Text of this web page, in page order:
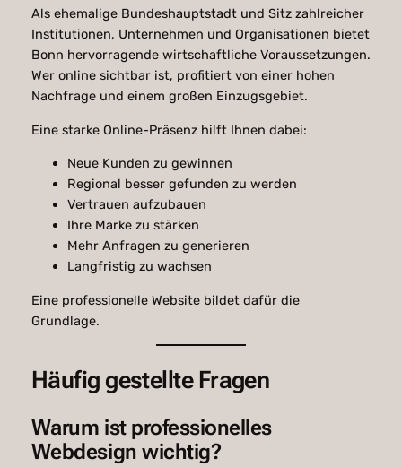
Als ehemalige Bundeshauptstadt und Sitz zahlreicher
Institutionen, Unternehmen und Organisationen bietet
Bonn hervorragende wirtschaftliche Voraussetzungen.
Wer online sichtbar ist, profitiert von einer hohen
Nachfrage und einem großen Einzugsgebiet.
Eine starke Online-Präsenz hilft Ihnen dabei:
Neue Kunden zu gewinnen
Regional besser gefunden zu werden
Vertrauen aufzubauen
Ihre Marke zu stärken
Mehr Anfragen zu generieren
Langfristig zu wachsen
Eine professionelle Website bildet dafür die
Grundlage.
Häufig gestellte Fragen
Warum ist professionelles
Webdesign wichtig?